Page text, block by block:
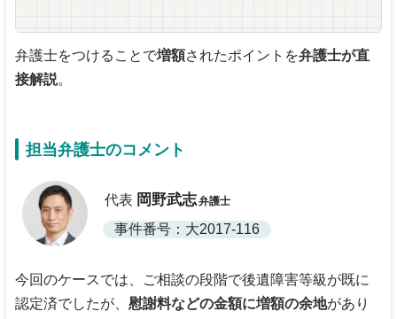
弁護士をつけることで増額されたポイントを弁護士が直
接解説。
担当弁護士のコメント
代表 岡野武志弁護士
事件番号：大2017-116
今回のケースでは、ご相談の段階で後遺障害等級が既に
認定済でしたが、 慰謝料などの金額に増額の余地があり